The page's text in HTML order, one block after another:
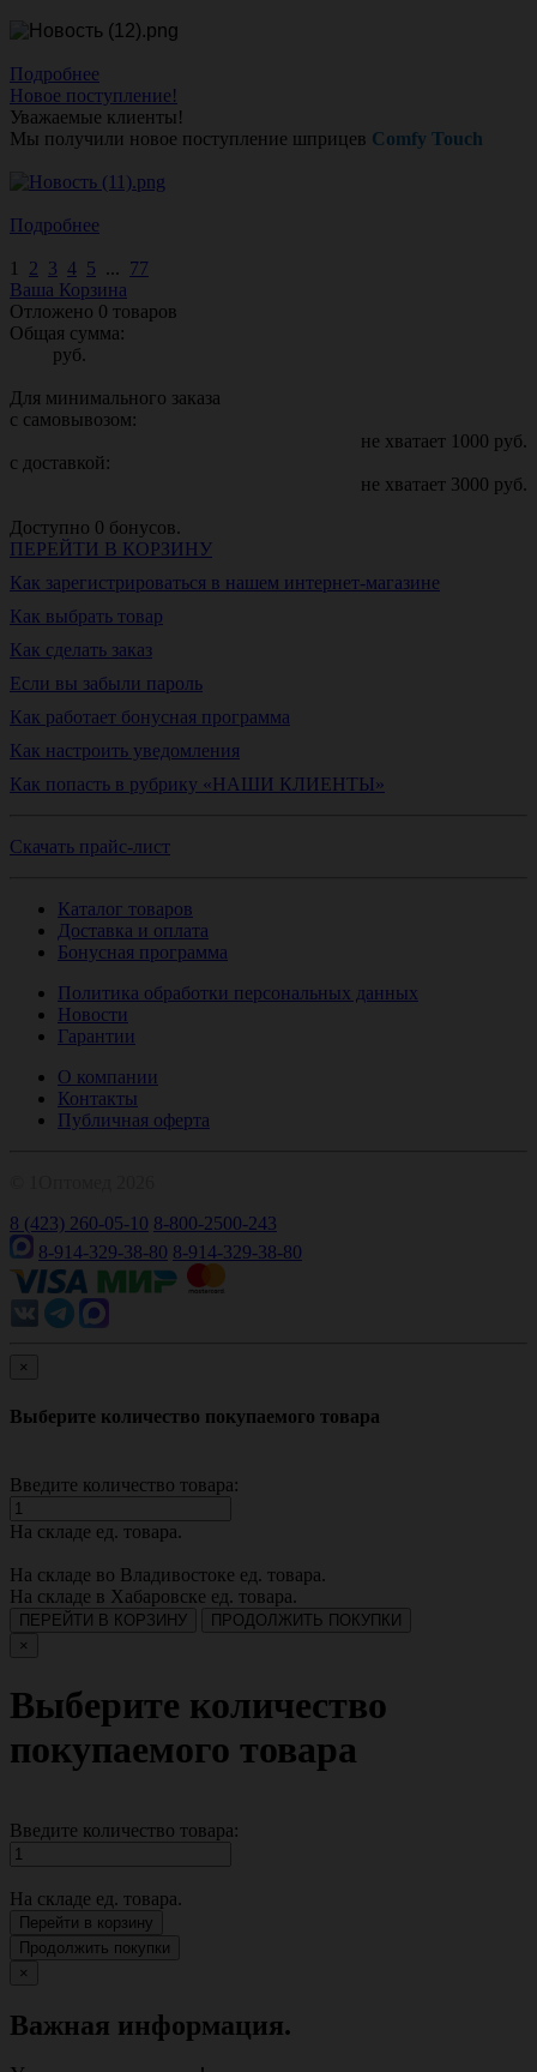
Подробнее
Новое поступление!
Уважаемые клиенты!
Мы получили новое поступление шприцев Comfy Touch
Подробнее
1 2 3 4 5 ... 77
Ваша Корзина
Отложено 0 товаров
Общая сумма:
руб.
Для минимального заказа
с самовывозом:
не хватает 1000 руб.
с доставкой:
не хватает 3000 руб.
Доступно 0 бонусов.
ПЕРЕЙТИ В КОРЗИНУ
Как зарегистрироваться в нашем интернет-магазине
Как выбрать товар
Как сделать заказ
Если вы забыли пароль
Как работает бонусная программа
Как настроить уведомления
Как попасть в рубрику «НАШИ КЛИЕНТЫ»
Скачать прайс-лист
Каталог товаров
Доставка и оплата
Бонусная программа
Политика обработки персональных данных
Новости
Гарантии
О компании
Контакты
Публичная оферта
8 (423) 260-05-10 8-800-2500-243
8-914-329-38-80 8-914-329-38-80
×
Выберите количество покупаемого товара
Введите количество товара:
На складе ед. товара.
На складе во Владивостоке ед. товара.
На складе в Хабаровске ед. товара.
ПЕРЕЙТИ В КОРЗИНУ
ПРОДОЛЖИТЬ ПОКУПКИ
×
Выберите количество
покупаемого товара
Введите количество товара:
На складе ед. товара.
Перейти в корзину
Продолжить покупки
×
Важная информация.